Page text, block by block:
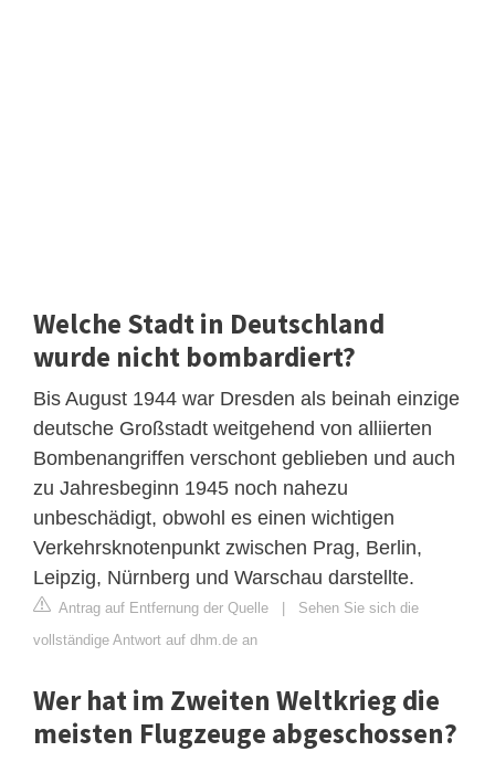
Welche Stadt in Deutschland
wurde nicht bombardiert?
Bis August 1944 war Dresden als beinah einzige
deutsche Großstadt weitgehend von alliierten
Bombenangriffen verschont geblieben und auch
zu Jahresbeginn 1945 noch nahezu
unbeschädigt, obwohl es einen wichtigen
Verkehrsknotenpunkt zwischen Prag, Berlin,
Leipzig, Nürnberg und Warschau darstellte.
Antrag auf Entfernung der Quelle | Sehen Sie sich die
vollständige Antwort auf dhm.de an
Wer hat im Zweiten Weltkrieg die
meisten Flugzeuge abgeschossen?